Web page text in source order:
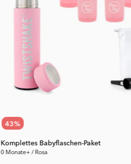
43%
Komplettes Babyflaschen-Paket
0 Monate+ / Rosa